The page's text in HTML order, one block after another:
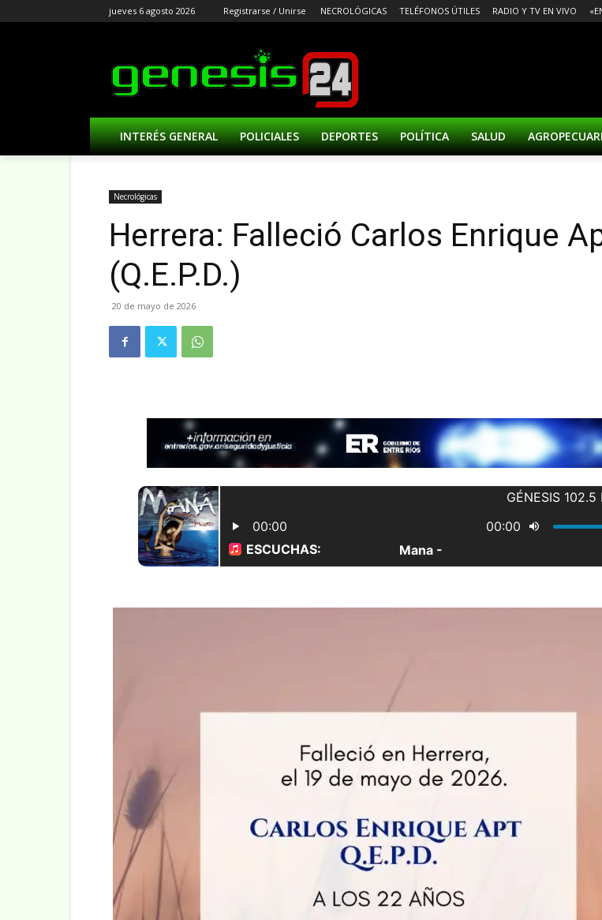
jueves 6 agosto 2026 Registrarse / Unirse NECROLÓGICAS TELÉFONOS ÚTILES RADIO Y TV EN VIVO
INTERÉS GENERAL POLICIALES DEPORTES POLÍTICA SALUD
Necrológicas
Herrera: Falleció Carlos Enrique
(Q.E.P.D.)
20 de mayo de 2026